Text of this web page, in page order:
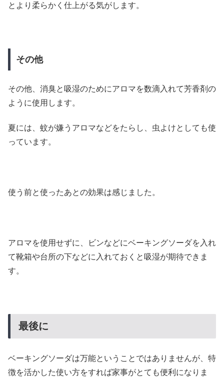
とより柔らかく仕上がる気がします。
その他
その他、消臭と吸湿のためにアロマを数滴入れて芳香剤の
ように使用します。
夏には、蚊が嫌うアロマなどをたらし、虫よけとしても使
っています。
使う前と使ったあとの効果は感じました。
アロマを使用せずに、ビンなどにベーキングソーダを入れ
て靴箱や台所の下などに入れておくと吸湿が期待できま
す。
最後に
ベーキングソーダは万能ということではありませんが、特
徴を活かした使い方をすれば家事がとても便利になりま